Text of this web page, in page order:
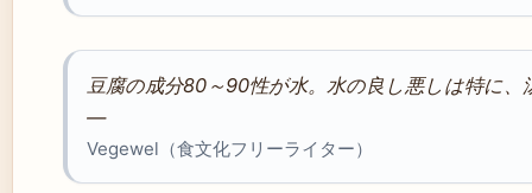
豆腐の成分80～90性が水。水の良し悪しは特に
—
Vegewel（食文化フリーライター）